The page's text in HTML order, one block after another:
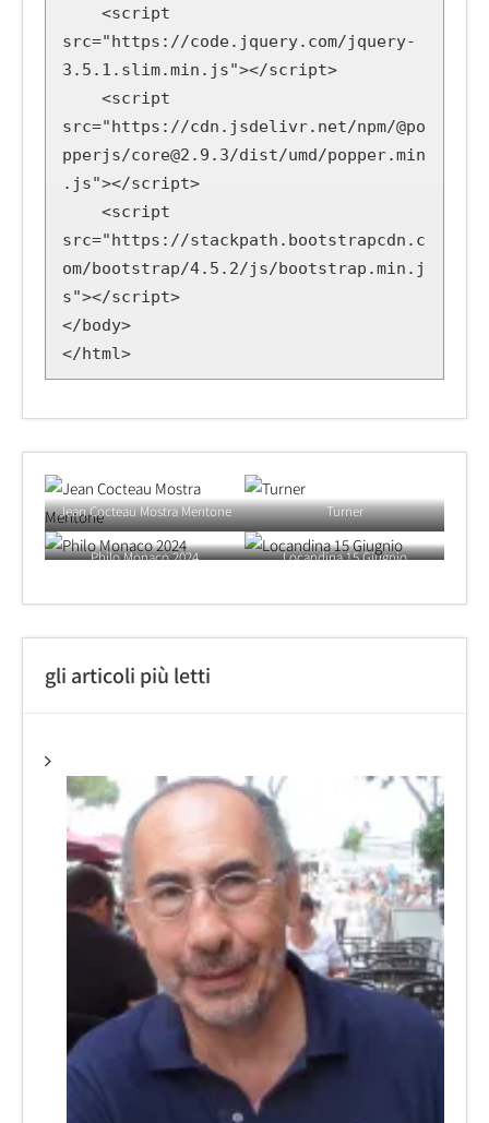
src="https://code.jquery.com/jquery-
3.5.1.slim.min.js"></script>
src="https://cdn.jsdelivr.net/npm/@po
pperjs/core@2.9.3/dist/umd/popper.min
.js"></script>
src="https://stackpath.bootstrapcdn.c
om/bootstrap/4.5.2/js/bootstrap.min.j
s"></script>
</body>
</html>
Jean Cocteau Mostra Mentone Turner
Philo Monaco 2024 Locandina 15 Giugnio
gli articoli più letti